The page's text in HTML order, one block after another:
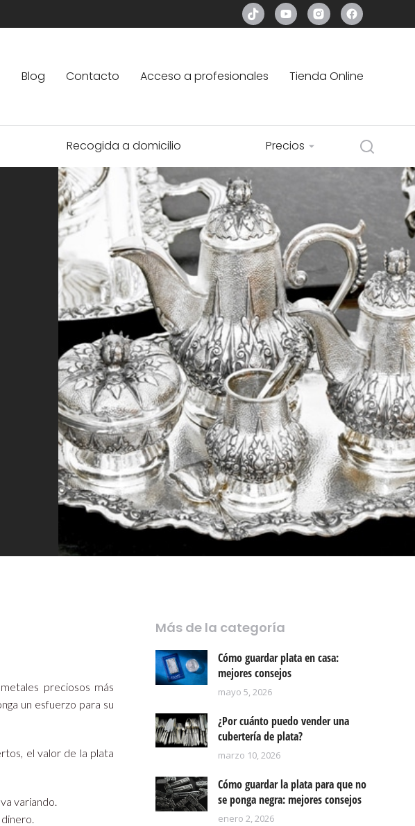
Blog Contacto Acceso a profesionales Tienda Online
Recogida a domicilio Precios
preciosos más
un esfuerzo para su
el valor de la plata
variando.
Más de la categoría
Cómo guardar plata en casa:
mejores consejos
mayo 5, 2026
¿Por cuánto puedo vender una
cubertería de plata?
marzo 10, 2026
Cómo guardar la plata para que no
se ponga negra: mejores consejos
enero 2, 2026